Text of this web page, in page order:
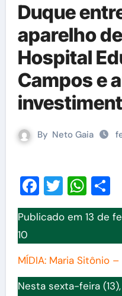
Duque
aparelho
Hospital
Campos e
By Neto Gaia
Facebook
Twitter
Publicado em 13 de
10
MÍDIA: Maria Sitônio –
Nesta sexta-feira